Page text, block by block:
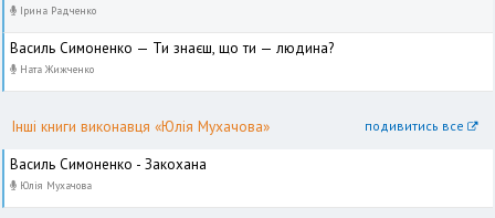
Ірина Радченко
Василь Симоненко — Ти знаєш, що ти — людина?
Ната Жижченко
Інші книги виконавця «Юлія Мухачова» подивитись все
Василь Симоненко - Закохана
Юлія Мухачова